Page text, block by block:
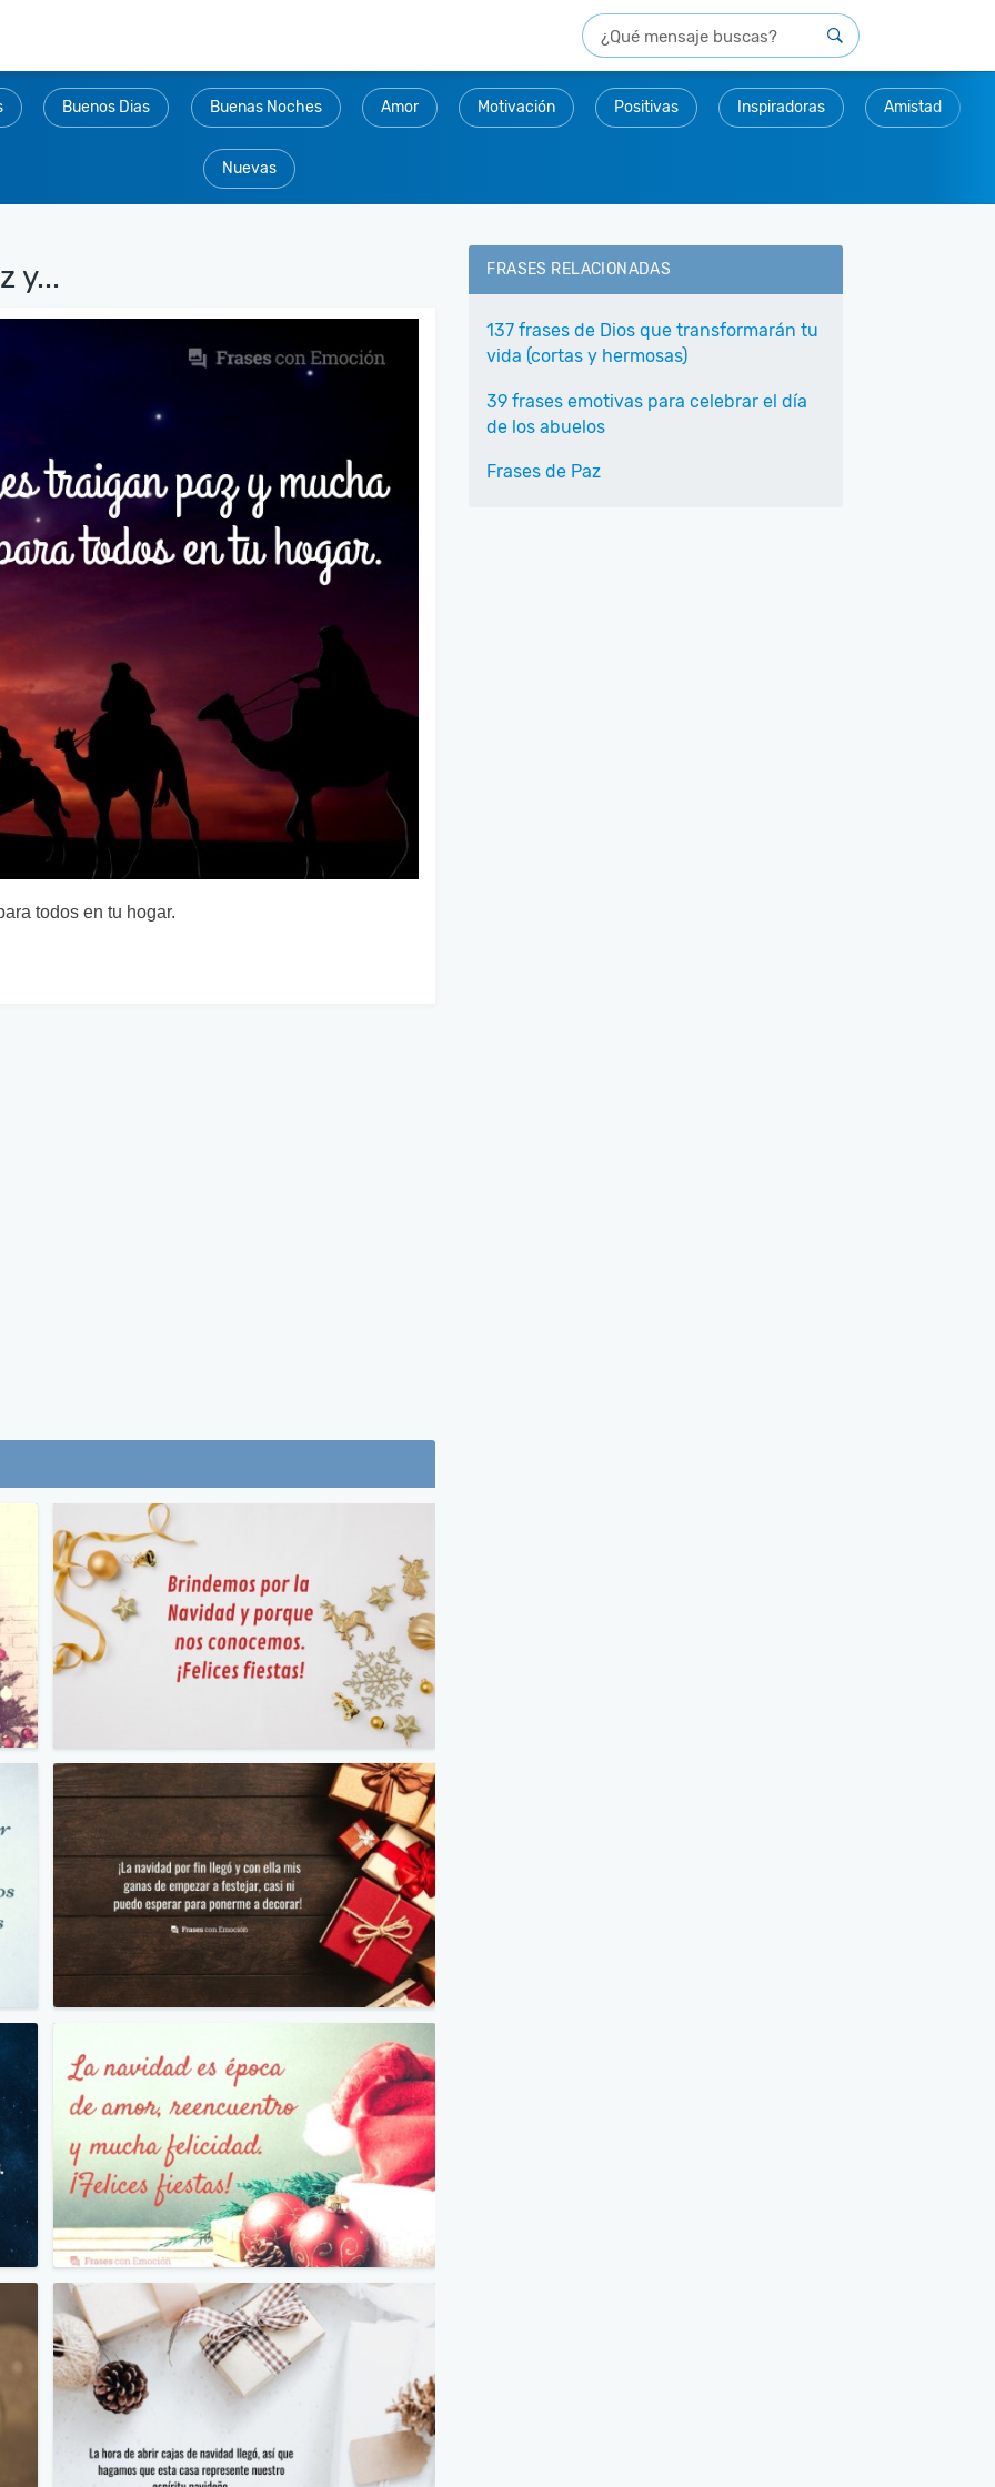
Buenos Dias Buenas Noches Amor Motivación Positivas Inspiradoras Amistad
Nuevas
y...
todos en tu hogar.
FRASES RELACIONADAS
137 frases de Dios que transformarán tu
vida (cortas y hermosas)
39 frases emotivas para celebrar el día
de los abuelos
Frases de Paz